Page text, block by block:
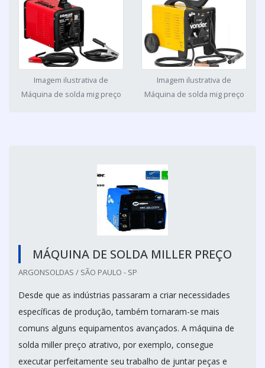
Imagem ilustrativa de
Máquina de solda mig preço
Imagem ilustrativa de
Máquina de solda mig preço
MÁQUINA DE SOLDA MILLER PREÇO
ARGONSOLDAS / SÃO PAULO - SP
Desde que as indústrias passaram a criar necessidades
específicas de produção, também tornaram-se mais
comuns alguns equipamentos avançados. A máquina de
solda miller preço atrativo, por exemplo, consegue
executar perfeitamente seu trabalho de juntar peças e